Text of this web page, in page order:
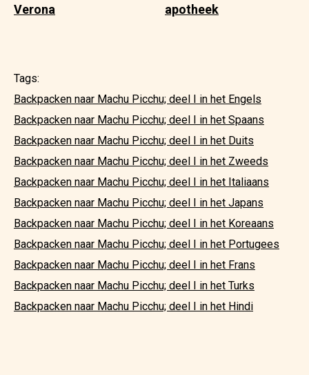
Verona
apotheek
Tags:
Backpacken naar Machu Picchu; deel I in het Engels
Backpacken naar Machu Picchu; deel I in het Spaans
Backpacken naar Machu Picchu; deel I in het Duits
Backpacken naar Machu Picchu; deel I in het Zweeds
Backpacken naar Machu Picchu; deel I in het Italiaans
Backpacken naar Machu Picchu; deel I in het Japans
Backpacken naar Machu Picchu; deel I in het Koreaans
Backpacken naar Machu Picchu; deel I in het Portugees
Backpacken naar Machu Picchu; deel I in het Frans
Backpacken naar Machu Picchu; deel I in het Turks
Backpacken naar Machu Picchu; deel I in het Hindi